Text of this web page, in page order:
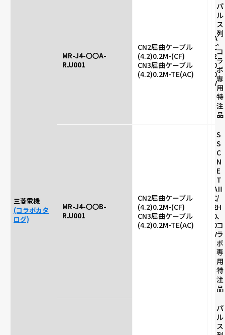
三菱電機
(コラボカタ
ログ)
MR-J4-〇〇A-
RJJ001
CN2屈曲ケーブル
(4.2)0.2M-(CF)
CN3屈曲ケーブル
(4.2)0.2M-TE(AC)
A
C
2
0
0
V
パ
ル
ス
列
、
コ
ラ
ボ
専
用
特
注
品
MR-J4-〇〇B-
RJJ001
CN2屈曲ケーブル
(4.2)0.2M-(CF)
CN3屈曲ケーブル
(4.2)0.2M-TE(AC)
A
C
2
0
0
V
S
S
C
N
E
T
Ⅲ
/
H
、
コ
ラ
ボ
専
用
特
注
品
パ
ル
ス